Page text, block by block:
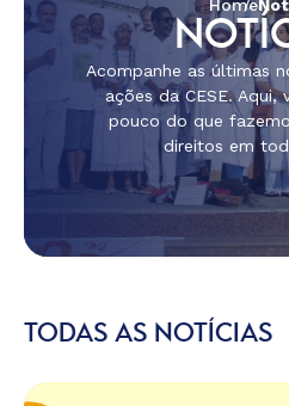
Home
Acompanhe as últimas
ações da CESE. Aqui,
pouco do que
direitos em
TODAS AS NOTÍCIAS